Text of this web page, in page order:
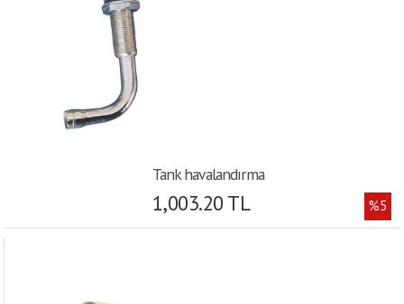
Tank havalandırma
1,003.20 TL %5